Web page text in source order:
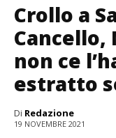
Crollo a
Cancello,
non ce
estratto
Di Redazione
19 NOVEMBRE 2021